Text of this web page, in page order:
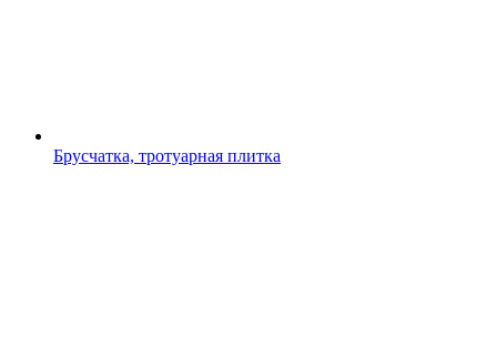
Брусчатка, тротуарная плитка